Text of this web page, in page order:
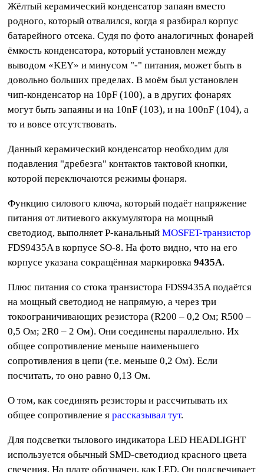
Жёлтый керамический конденсатор запаян вместо
родного, который отвалился, когда я разбирал корпус
батарейного отсека. Судя по фото аналогичных фонарей
ёмкость конденсатора, который установлен между
выводом «KEY» и минусом "-" питания, может быть в
довольно больших пределах. В моём был установлен
чип-конденсатор на 10pF (100), а в других фонарях
могут быть запаяны и на 10nF (103), и на 100nF (104), а
то и вовсе отсутствовать.
Данный керамический конденсатор необходим для
подавления "дребезга" контактов тактовой кнопки,
которой переключаются режимы фонаря.
Функцию силового ключа, который подаёт напряжение
питания от литиевого аккумулятора на мощный
светодиод, выполняет P-канальныйMOSFET-транзистор
FDS9435A в корпусе SO-8. На фото видно, что на его
корпусе указана сокращённая маркировка9435A.
Плюс питания со стока транзистора FDS9435A подаётся
на мощный светодиод не напрямую, а через три
токоограничивающих резистора (R200 – 0,2 Ом; R500 –
0,5 Ом; 2R0 – 2 Ом). Они соединены параллельно. Их
общее сопротивление меньше наименьшего
сопротивления в цепи (т.е. меньше 0,2 Ом). Если
посчитать, то оно равно 0,13 Ом.
О том, как соединять резисторы и рассчитывать их
общее сопротивление ярассказывал тут.
Для подсветки тылового индикатора LED HEADLIGHT
используется обычный SMD-светодиод красного цвета
свечения. На плате обозначен, как LED. Он подсвечивает